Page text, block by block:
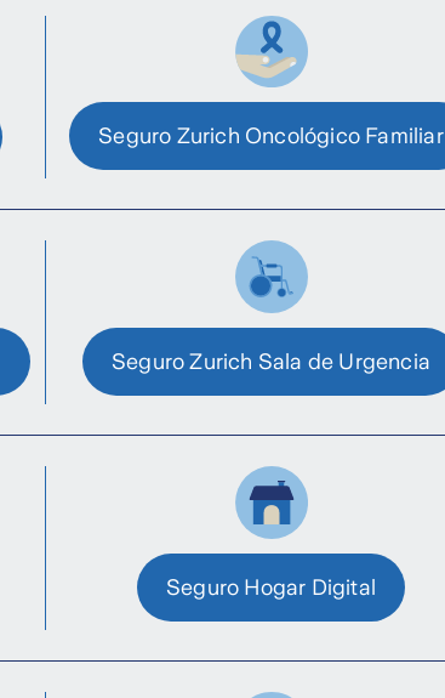
Seguro Zurich Oncológico Familiar
Seguro Zurich Sala de Urgencia
Seguro Hogar Digital